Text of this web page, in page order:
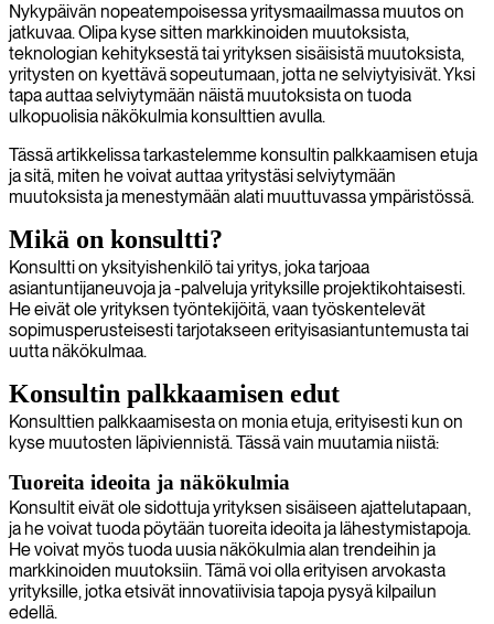
Nykypäivän nopeatempoisessa yritysmaailmassa muutos on
jatkuvaa. Olipa kyse sitten markkinoiden muutoksista,
teknologian kehityksestä tai yrityksen sisäisistä muutoksista,
yritysten on kyettävä sopeutumaan, jotta ne selviytyisivät. Yksi
tapa auttaa selviytymään näistä muutoksista on tuoda
ulkopuolisia näkökulmia konsulttien avulla.
Tässä artikkelissa tarkastelemme konsultin palkkaamisen etuja
ja sitä, miten he voivat auttaa yritystäsi selviytymään
muutoksista ja menestymään alati muuttuvassa ympäristössä.
Mikä on konsultti?
Konsultti on yksityishenkilö tai yritys, joka tarjoaa
asiantuntijaneuvoja ja -palveluja yrityksille projektikohtaisesti.
He eivät ole yrityksen työntekijöitä, vaan työskentelevät
sopimusperusteisesti tarjotakseen erityisasiantuntemusta tai
uutta näkökulmaa.
Konsultin palkkaamisen edut
Konsulttien palkkaamisesta on monia etuja, erityisesti kun on
kyse muutosten läpiviennistä. Tässä vain muutamia niistä:
Tuoreita ideoita ja näkökulmia
Konsultit eivät ole sidottuja yrityksen sisäiseen ajattelutapaan,
ja he voivat tuoda pöytään tuoreita ideoita ja lähestymistapoja.
He voivat myös tuoda uusia näkökulmia alan trendeihin ja
markkinoiden muutoksiin. Tämä voi olla erityisen arvokasta
yrityksille, jotka etsivät innovatiivisia tapoja pysyä kilpailun
edellä.